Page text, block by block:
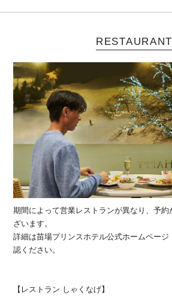
RESTAURANT
期間によって営業レストランが異なり、予
ざいます。
詳細は苗場プリンスホテル公式ホームペー
認ください。
【レストラン しゃくなげ】